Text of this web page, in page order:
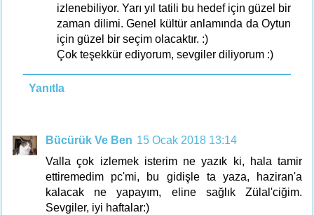
izlenebiliyor. Yarı yıl tatili bu hedef için güzel bir
zaman dilimi. Genel kültür anlamında da Oytun
için güzel bir seçim olacaktır. :)
Çok teşekkür ediyorum, sevgiler diliyorum :)
Yanıtla
Bücürük Ve Ben 15 Ocak 2018 13:14
Valla çok izlemek isterim ne yazık ki, hala tamir
ettiremedim pc'mi, bu gidişle ta yaza, haziran'a
kalacak ne yapayım, eline sağlık Zülal'ciğim.
Sevgiler, iyi haftalar:)